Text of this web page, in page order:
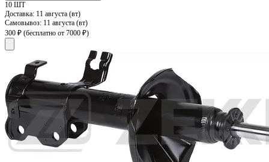
10 ШТ
Доставка: 11 августа (вт)
Самовывоз: 11 августа (вт)
300 ₽ (бесплатно от 7000 ₽)